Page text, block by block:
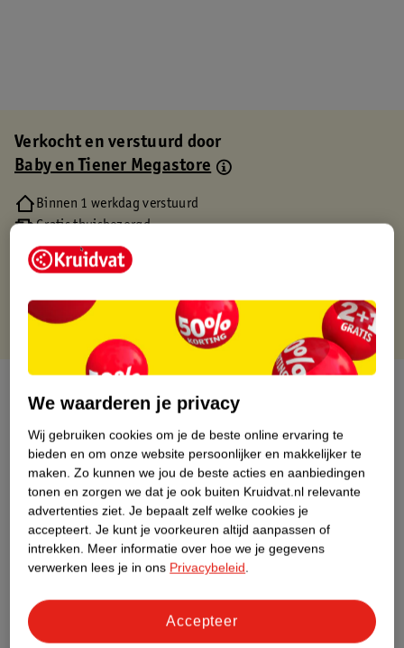
Verkocht en verstuurd door
Baby en Tiener Megastore
Binnen 1 werkdag verstuurd
Gratis thuisbezorgd
Gratis retourneren via verkooppartner.
Gratis punten met je Kruidvat kaart
Productinformatie
Etiketinformatie
Nature Impact Score
Dit product heeft (nog) geen Nature
Meer informatie
We waarderen je privacy
Wij gebruiken cookies om je de beste online ervaring te
bieden en om onze website persoonlijker en makkelijker te
maken. Zo kunnen we jou de beste acties en aanbiedingen
tonen en zorgen we dat je ook buiten Kruidvat.nl relevante
advertenties ziet. Je bepaalt zelf welke cookies je
accepteert. Je kunt je voorkeuren altijd aanpassen of
intrekken. Meer informatie over hoe we je gegevens
verwerken lees je in ons Privacybeleid.
Accepteer